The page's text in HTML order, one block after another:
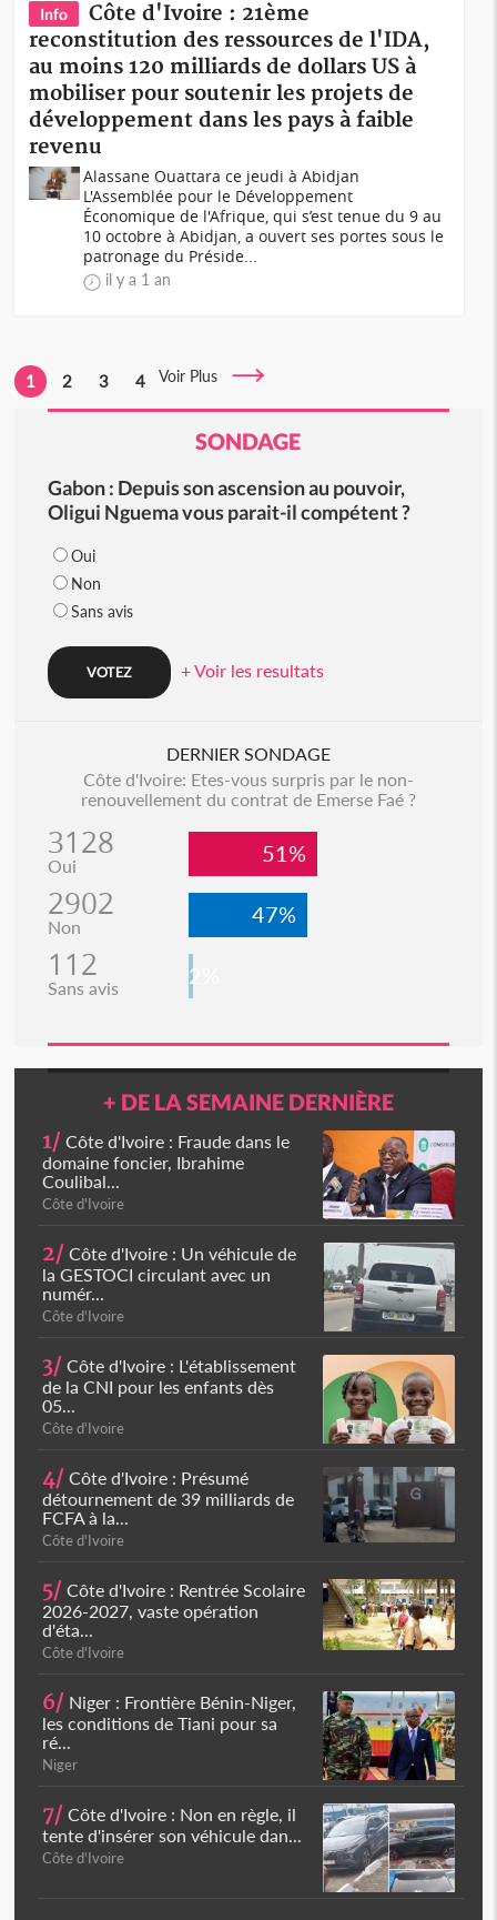
Info
Côte d'Ivoire : 21ème
reconstitution des ressources de l'IDA,
au moins 120 milliards de dollars US à
mobiliser pour soutenir les projets de
développement dans les pays à faible
revenu
Alassane Ouattara ce jeudi à Abidjan
L'Assemblée pour le Développement
Économique de l'Afrique, qui s’est tenue du 9 au
10 octobre à Abidjan, a ouvert ses portes sous le
patronage du Préside...
il y a 1 an
1 2 3 4 Voir Plus
SONDAGE
Gabon : Depuis son ascension au pouvoir,
Oligui Nguema vous parait-il compétent ?
Oui
Non
Sans avis
+ Voir les resultats
DERNIER SONDAGE
Côte d'Ivoire: Etes-vous surpris par le non-
renouvellement du contrat de Emerse Faé ?
3128
Oui 51%
2902
Non 47%
112
Sans avis 2%
+ DE LA SEMAINE DERNIÈRE
1/ Côte d'Ivoire : Fraude dans le
domaine foncier, Ibrahime
Coulibal...
Côte d'Ivoire
2/ Côte d'Ivoire : Un véhicule de
la GESTOCI circulant avec un
numér...
Côte d'Ivoire
3/ Côte d'Ivoire : L'établissement
de la CNI pour les enfants dès
05...
Côte d'Ivoire
4/ Côte d'Ivoire : Présumé
détournement de 39 milliards de
FCFA à la...
Côte d'Ivoire
5/ Côte d'Ivoire : Rentrée Scolaire
2026-2027, vaste opération
d'éta...
Côte d'Ivoire
6/ Niger : Frontière Bénin-Niger,
les conditions de Tiani pour sa
ré...
Niger
7/ Côte d'Ivoire : Non en règle, il
tente d'insérer son véhicule dan...
Côte d'Ivoire